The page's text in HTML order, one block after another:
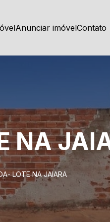
Anunciar imóvelContato
NA
LOTE NA JAIARA